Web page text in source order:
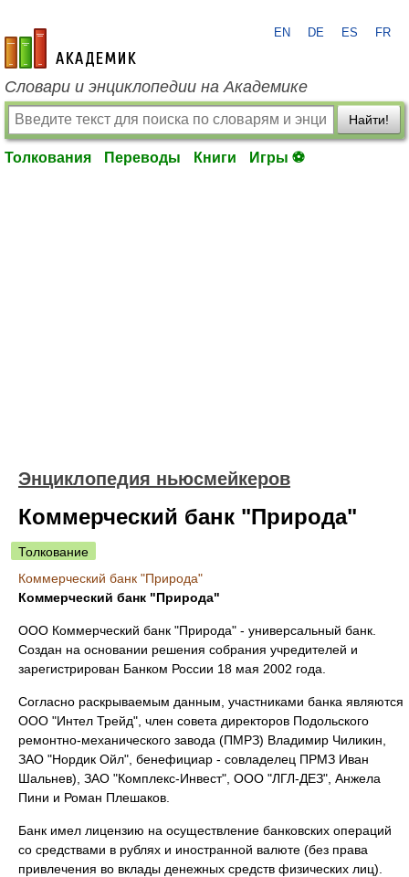
academic.ru
EN DE ES FR
Словари и энциклопедии на Академике
Найти!
Толкования Переводы Книги Игры ⚽
Энциклопедия ньюсмейкеров
Коммерческий банк "Природа"
Толкование
Коммерческий банк "Природа"
Коммерческий банк "Природа"
ООО Коммерческий банк "Природа" - универсальный банк.
Создан на основании решения собрания учредителей и
зарегистрирован Банком России 18 мая 2002 года.
Согласно раскрываемым данным, участниками банка являются
ООО "Интел Трейд", член совета директоров Подольского
ремонтно-механического завода (ПМРЗ) Владимир Чиликин,
ЗАО "Нордик Ойл", бенефициар - совладелец ПРМЗ Иван
Шальнев), ЗАО "Комплекс-Инвест", ООО "ЛГЛ-ДЕЗ", Анжела
Пини и Роман Плешаков.
Банк имел лицензию на осуществление банковских операций
со средствами в рублях и иностранной валюте (без права
привлечения во вклады денежных средств физических лиц).